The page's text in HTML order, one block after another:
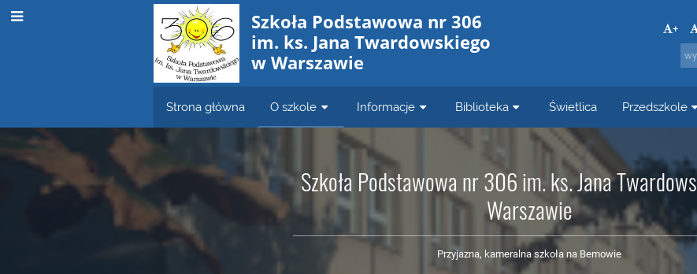
Szkoła Podstawowa nr 306
im. ks. Jana Twardowskiego
w Warszawie
+
Strona główna O szkole Informacje Biblioteka Świetlica Przedszkole
Szkoła Podstawowa nr 306 im. ks. Jana
Warszawie
Przyjazna, kameralna szkoła na Bemowie